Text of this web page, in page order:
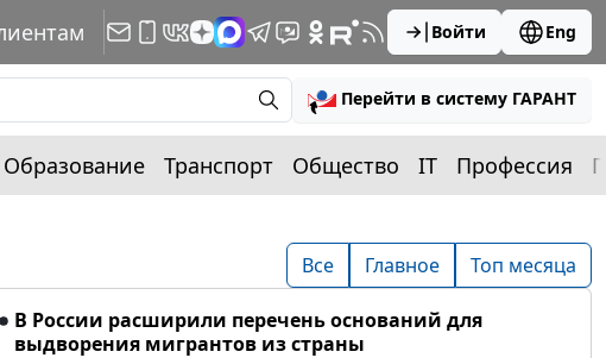
Войти Eng
Перейти в систему ГАРАНТ
Образование Транспорт Общество IT Профессия
Все Главное Топ месяца
В России расширили перечень оснований для
выдворения мигрантов из страны